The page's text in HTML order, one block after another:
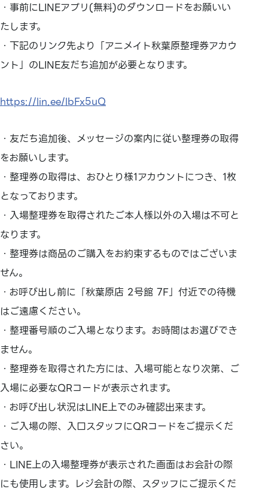
・事前にLINEアプリ(無料)のダウンロードをお願いい
たします。
・下記のリンク先より「アニメイト秋葉原整理券アカウ
ント」のLINE友だち追加が必要となります。
https://lin.ee/lbFx5uQ
・友だち追加後、メッセージの案内に従い整理券の取得
をお願いします。
・整理券の取得は、おひとり様1アカウントにつき、1枚
となっております。
・入場整理券を取得されたご本人様以外の入場は不可と
なります。
・整理券は商品のご購入をお約束するものではございま
せん。
・お呼び出し前に「秋葉原店 2号館 7F」付近での待機
はご遠慮ください。
・整理番号順のご入場となります。お時間はお選びでき
ません。
・整理券を取得された方には、入場可能となり次第、ご
入場に必要なQRコードが表示されます。
・お呼び出し状況はLINE上でのみ確認出来ます。
・ご入場の際、入口スタッフにQRコードをご提示くだ
さい。
・LINE上の入場整理券が表示された画面はお会計の際
にも使用します。レジ会計の際、スタッフにご提示くだ